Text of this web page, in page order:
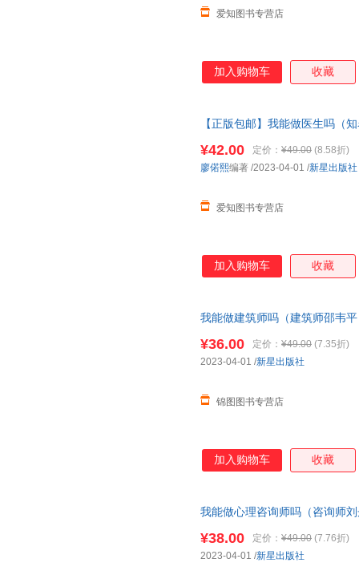
爱知图书专营店
加入购物车 收藏
【正版包邮】我能做医生吗（
发 假一罚十
¥42.00 定价： ¥49.00 (8.58折)
爱知图书专营店
廖偌熙编著 /2023-04-01 /新星出版社
加入购物车 收藏
我能做建筑师吗（建筑师邵韦
¥36.00 定价： ¥49.00 (7.35折)
锦图图书专营店
2023-04-01 /新星出版社
加入购物车 收藏
我能做心理咨询师吗（咨询师
¥38.00 定价： ¥49.00 (7.76折)
2023-04-01 /新星出版社